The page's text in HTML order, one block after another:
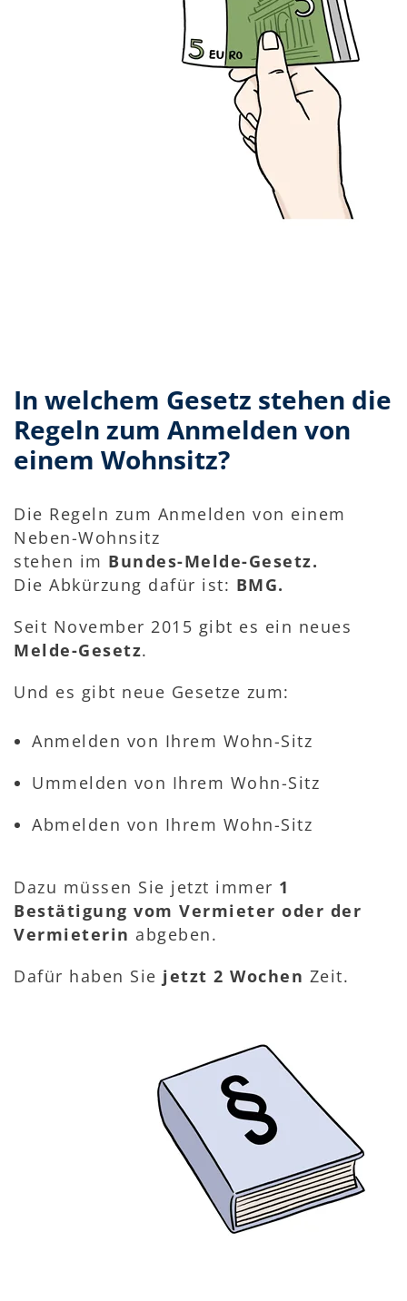
In welchem Gesetz stehen die
Regeln zum Anmelden von
einem Wohnsitz?
Die Regeln zum Anmelden von einem
Neben-Wohnsitz
stehen im Bundes-Melde-Gesetz.
Die Abkürzung dafür ist: BMG.
Seit November 2015 gibt es ein neues
Melde-Gesetz.
Und es gibt neue Gesetze zum:
Anmelden von Ihrem Wohn-Sitz
Ummelden von Ihrem Wohn-Sitz
Abmelden von Ihrem Wohn-Sitz
Dazu müssen Sie jetzt immer 1
Bestätigung vom Vermieter oder der
Vermieterin abgeben.
Dafür haben Sie jetzt 2 Wochen Zeit.